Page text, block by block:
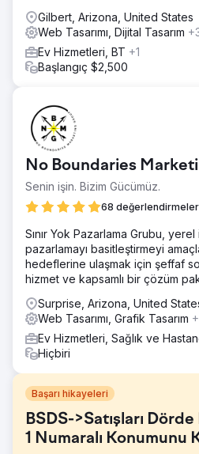
Gilbert, Arizona, United States
Web Tasarımı, Dijital Tasarım
Ev Hizmetleri, BT +1
Başlangıç $2,500
No Boundaries
Senin işin. Bizim Gücümüz.
68 değerlendirmeler
Sınır Yok Pazarlama Grubu,
pazarlamayı basitleştirmeyi
hedeflerine ulaşmak için şeffaf
hizmet ve kapsamlı bir çözüm
Surprise, Arizona, United
Web Tasarımı, Grafik Tasarım
Ev Hizmetleri, Sağlık ve
Hiçbiri
Başarı hikayeleri
BSDS->Satışları
1 Numaralı Konumunu